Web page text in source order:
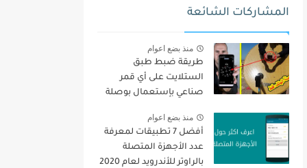
المشاركات الشائعة
منذ بضع اعوام
طريقة ضبط طبق
الستلايت على أي قمر
صناعي بإستعمال بوصلة
القنوات
منذ بضع اعوام
أفضل 7 تطبيقات لمعرفة
عدد الأجهزة المتصلة
بالراوتر للأندرويد لعام 2020